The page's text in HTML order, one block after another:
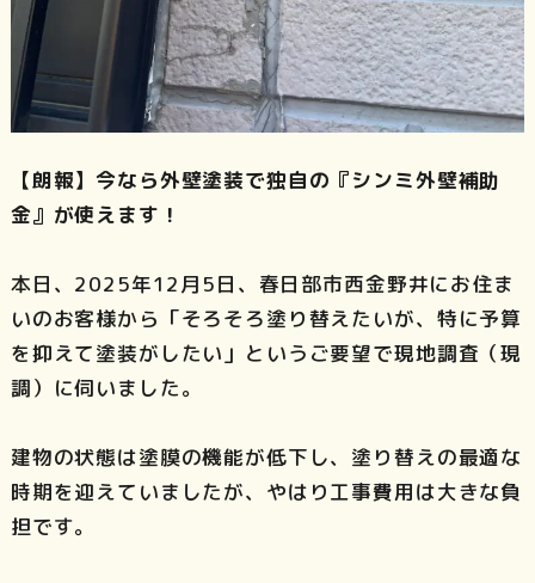
【朗報】今なら外壁塗装で独自の『シンミ外壁補助
金』が使えます！
本日、2025年12月5日、春日部市西金野井にお住ま
いのお客様から「そろそろ塗り替えたいが、特に予算
を抑えて塗装がしたい」というご要望で現地調査（現
調）に伺いました。
建物の状態は塗膜の機能が低下し、塗り替えの最適な
時期を迎えていましたが、やはり工事費用は大きな負
担です。